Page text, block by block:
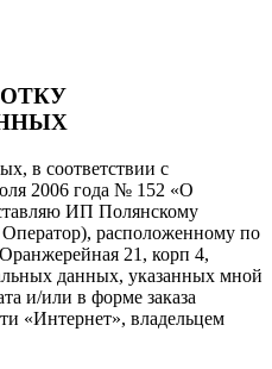
в соответствии с
2006 года № 152 «О
ИП Полянскому
расположенному по
21, корп 4,
данных, указанных мной
и/или в форме заказа
«Интернет», владельцем